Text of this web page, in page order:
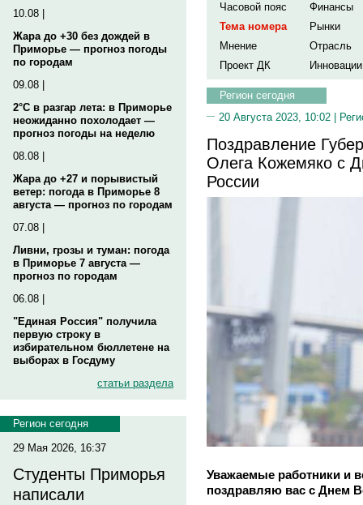
10.08 |
Жара до +30 без дождей в
Приморье — прогноз погоды
по городам
09.08 |
2°C в разгар лета: в Приморье
неожиданно похолодает —
прогноз погоды на неделю
08.08 |
Жара до +27 и порывистый
ветер: погода в Приморье 8
августа — прогноз по городам
07.08 |
Ливни, грозы и туман: погода
в Приморье 7 августа —
прогноз по городам
06.08 |
"Единая Россия" получила
первую строку в
избирательном бюллетене на
выборах в Госдуму
статьи раздела
Регион сегодня
29 Мая 2026, 16:37
Студенты Приморья
написали
Часовой пояс
Финансы
Тема номера
Рынки
Мнение
Отрасль
Проект ДК
Инновации
Регион сегодня
20 Августа 2023, 10:02 |
Поздравление
Олега Кожемяко с
России
Уважаемые работники и
поздравляю вас с Днем